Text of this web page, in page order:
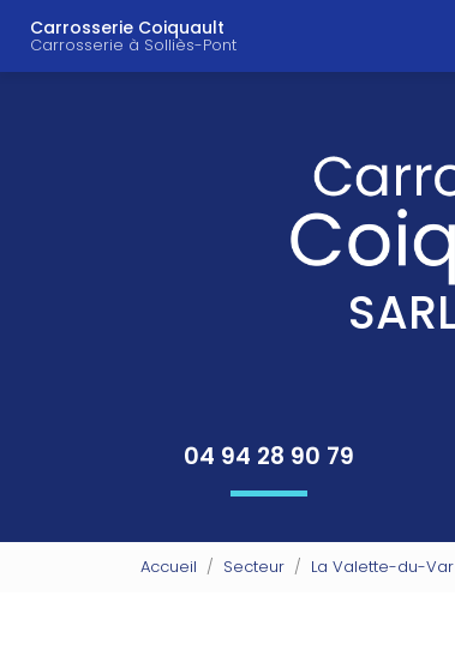
contenu
Carrosserie Coiquault
Carrosserie à Solliès-Pont
04 94 28 90 79
Accueil Secteur La Valette-du-Var